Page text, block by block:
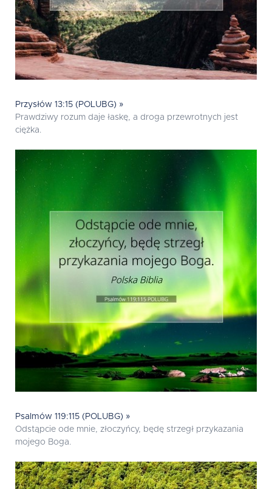
Przysłów 13:15 (POLUBG) »
Prawdziwy rozum daje łaskę, a droga przewrotnych jest
ciężka.
Psalmów 119:115 (POLUBG) »
Odstąpcie ode mnie, złoczyńcy, będę strzegł przykazania
mojego Boga.